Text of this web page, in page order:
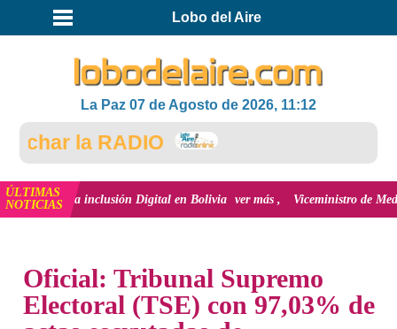
Lobo del Aire
La Paz 07 de Agosto de 2026, 11:12
la RADIO
ÚLTIMAS
NOTICIAS
y la inclusión Digital en Bolivia ver más Viceministro de Medio
Oficial: Tribunal Supremo
Electoral (TSE) con 97,03% de